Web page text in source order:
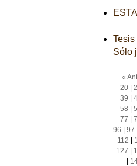
Sólo
«
20|
39
58
77
96
97
112
127